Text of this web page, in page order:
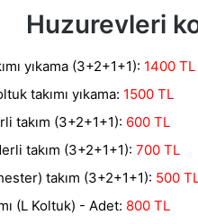
Huzurevleri
yıkama (3+2+1+1): 1400 TL
takımı yıkama: 1500 TL
takım (3+2+1+1): 600 TL
takım (3+2+1+1): 700 TL
takım (3+2+1+1): 500
(L Koltuk) - Adet: 800 TL